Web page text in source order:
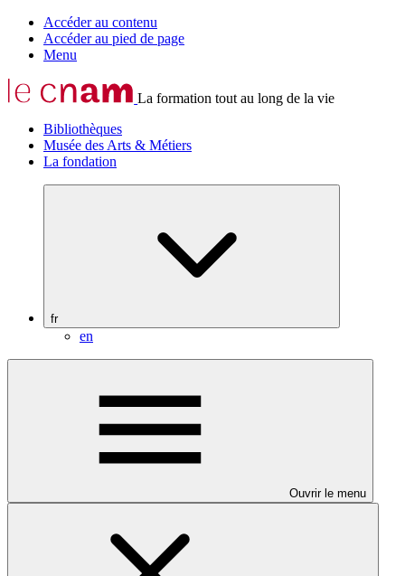
Accéder au contenu
Accéder au pied de page
Menu
La formation tout au long de la vie
Bibliothèques
Musée des Arts & Métiers
La fondation
fr
en
Ouvrir le menu